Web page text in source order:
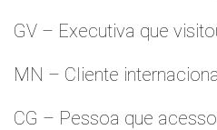
GV – Executiva que
MN – Cliente
CG – Pessoa que